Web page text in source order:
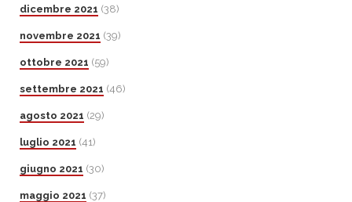
dicembre 2021 (38)
novembre 2021 (39)
ottobre 2021 (59)
settembre 2021 (46)
agosto 2021 (29)
luglio 2021 (41)
giugno 2021 (30)
maggio 2021 (37)